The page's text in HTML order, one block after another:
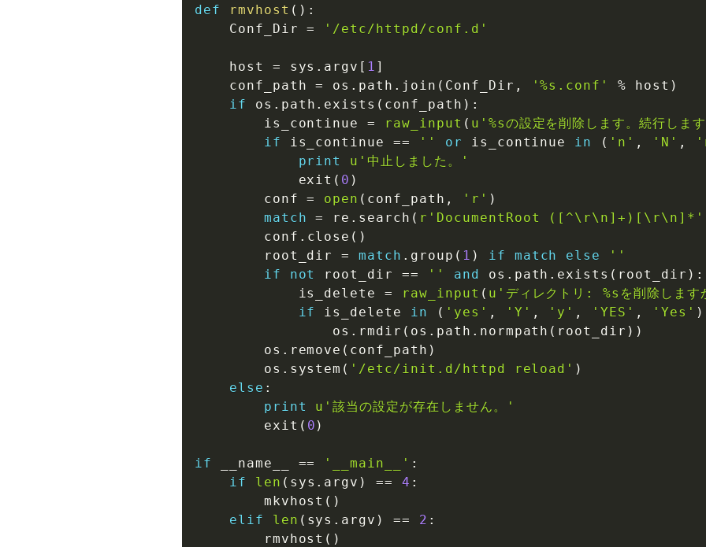
def rmvhost ( ) :
    Conf_Dir
= '/etc/httpd/conf.d'
    host
= sys . argv [ 1 ]
    conf_path
= os . path . join ( Conf_Dir , '%s.conf' % host )
if os . path . exists ( conf_path ) :
        is_continue
= raw_input ( u'%sの設定を削除します。続行し
if is_continue == '' or is_continue in ( 'n' , 'N' ,
print
u'中止しました。'
            exit
( 0 )
        conf
= open ( conf_path , 'r' )
match
= re . search ( r'DocumentRoot ([^\r\n]+)[\r\n]*'
        conf
. close ( )
        root_dir
= match . group ( 1 ) if match else
''
if
not root_dir == '' and os . path . exists ( root_dir ) :
            is_delete
= raw_input ( u'ディレクトリ: %sを削除し
if
is_delete in ( 'yes' , 'Y' , 'y' , 'YES' , 'Yes' )
                os
. rmdir ( os . path . normpath ( root_dir ) )
        os
. remove ( conf_path )
        os
. system ( '/etc/init.d/httpd reload' )
else :
print
u'該当の設定が存在しません。'
        exit
( 0 )
if __name__ == '__main__' :
if
len ( sys . argv ) == 4 :
        mkvhost
( )
elif
len ( sys . argv ) == 2 :
        rmvhost
( )